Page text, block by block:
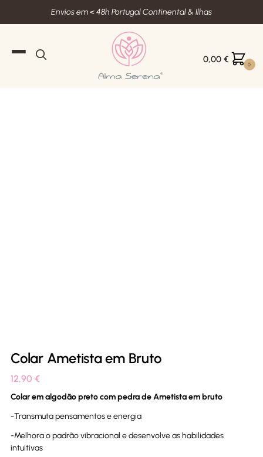
Envios em < 48h Portugal Continental & Ilhas
0,00 € 0
Colar Ametista em Bruto
12,90 €
Colar em algodão preto com pedra de Ametista em bruto
-Transmuta pensamentos e energia
-Melhora o padrão vibracional e desenvolve as habilidades
intuitivas